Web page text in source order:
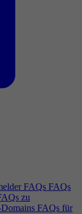
FAQs FAQs
zu
FAQs für